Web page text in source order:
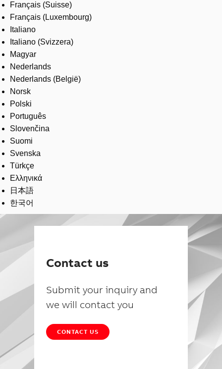
Français (Suisse)
Français (Luxembourg)
Italiano
Italiano (Svizzera)
Magyar
Nederlands
Nederlands (België)
Norsk
Polski
Português
Slovenčina
Suomi
Svenska
Türkçe
Ελληνικά
日本語
한국어
Contact us
Submit your inquiry and
we will contact you
CONTACT US